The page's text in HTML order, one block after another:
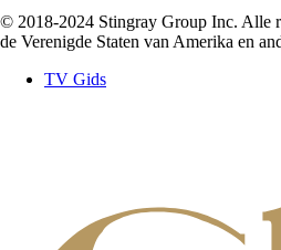
© 2018-2024 Stingray Group Inc. Alle
de Verenigde Staten van Amerika en
TV Gids